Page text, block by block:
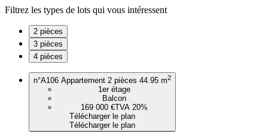
Filtrez les types de lots qui vous intéressent
2 pièces
3 pièces
4 pièces
n°A106 Appartement 2 pièces 44.95 m2
1er étage
Balcon
169 000 €TVA 20%
Télécharger le plan
Télécharger le plan